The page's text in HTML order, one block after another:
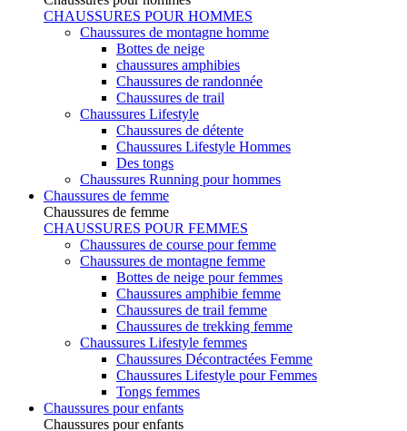
CHAUSSURES POUR HOMMES
Chaussures de montagne homme
Bottes de neige
chaussures amphibies
Chaussures de randonnée
Chaussures de trail
Chaussures Lifestyle
Chaussures de détente
Chaussures Lifestyle Hommes
Des tongs
Chaussures Running pour hommes
Chaussures de femme
Chaussures de femme
CHAUSSURES POUR FEMMES
Chaussures de course pour femme
Chaussures de montagne femme
Bottes de neige pour femmes
Chaussures amphibie femme
Chaussures de trail femme
Chaussures de trekking femme
Chaussures Lifestyle femmes
Chaussures Décontractées Femme
Chaussures Lifestyle pour Femmes
Tongs femmes
Chaussures pour enfants
Chaussures pour enfants